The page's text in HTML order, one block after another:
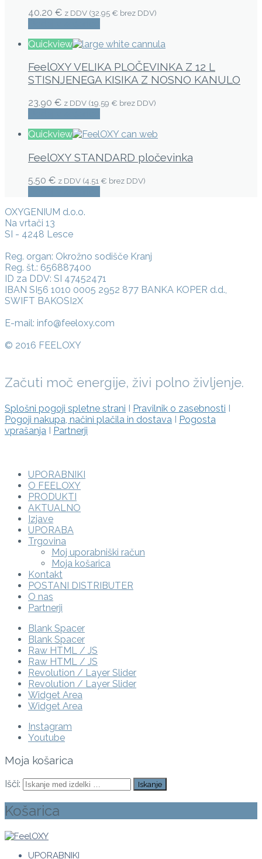
40.20 € z DDV (32.95 € brez DDV)
Quickview
FeelOXY VELIKA PLOČEVINKA Z 12 L
STISNJENEGA KISIKA Z NOSNO KANULO
23.90 € z DDV (19.59 € brez DDV)
Quickview
FeelOXY STANDARD pločevinka
5.50 € z DDV (4.51 € brez DDV)
OXYGENIUM d.o.o.
Na vrtači 13
SI - 4248 Lesce
Reg. organ: Okrožno sodišče Kranj
Reg. št.: 656887400
ID za DDV: SI 47452471
IBAN SI56 1010 0005 2952 877 BANKA KOPER d.d.,
SWIFT BAKOSI2X
E-mail: info@feeloxy.com
© 2016 FEELOXY
Začuti moč energije, živi polno življenje.
Splošni pogoji spletne strani I Pravilnik o zasebnosti I
Pogoji nakupa, načini plačila in dostava I Pogosta
vprašanja I Partnerji
UPORABNIKI
O FEELOXY
PRODUKTI
AKTUALNO
Izjave
UPORABA
Trgovina
Moj uporabniški račun
Moja košarica
Kontakt
POSTANI DISTRIBUTER
O nas
Partnerji
Blank Spacer
Blank Spacer
Raw HTML / JS
Raw HTML / JS
Revolution / Layer Slider
Revolution / Layer Slider
Widget Area
Widget Area
Instagram
Youtube
Moja košarica
Išči:
Košarica
UPORABNIKI